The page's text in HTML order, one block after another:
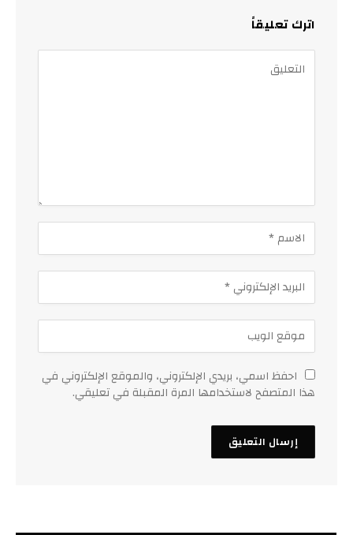
اترك تعليقاً
احفظ اسمي، بريدي الإلكتروني، والموقع الإلكتروني في
هذا المتصفح لاستخدامها المرة المقبلة في تعليقي.